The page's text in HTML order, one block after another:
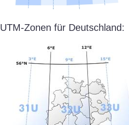
UTM-Zonen für Deutschland: